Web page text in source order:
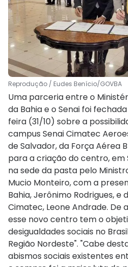
Reprodução / Eudes Benício/GOVBA
Uma parceria entre o
da Bahia e o Senai foi
feira (31/10) sobre a
campus Senai Cimatec
de Salvador, da Força Aérea
para a criação do centro, em
na sede da pasta pelo
Mucio Monteiro, com a
Bahia, Jerônimo Rodrigues, e
Cimatec, Leone Andrade. De
esse novo centro tem o
desigualdades sociais no
Região Nordeste". "Cabe
abismos sociais existentes